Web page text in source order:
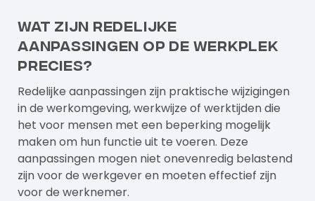
Wat zijn redelijke
aanpassingen op de werkplek
precies?
Redelijke aanpassingen zijn praktische wijzigingen
in de werkomgeving, werkwijze of werktijden die
het voor mensen met een beperking mogelijk
maken om hun functie uit te voeren. Deze
aanpassingen mogen niet onevenredig belastend
zijn voor de werkgever en moeten effectief zijn
voor de werknemer.